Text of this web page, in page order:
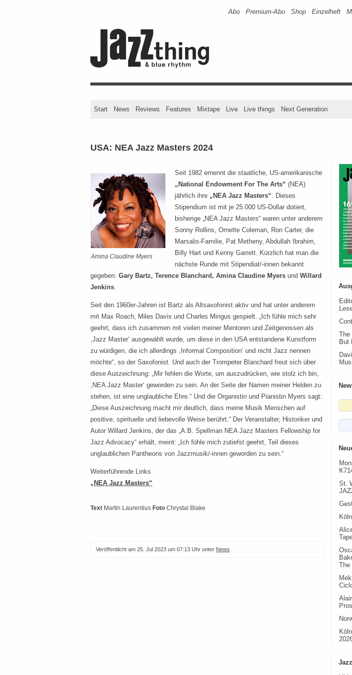
Abo Premium-Abo Shop Einzelheft
Start News Reviews Features Mixtape Live Live things Next Generation
USA: NEA Jazz Masters 2024
Amina Claudine Myers
Seit 1982 ernennt die staatliche, US-amerikanische
„National Endowment For The Arts“ (NEA)
jährlich ihre „NEA Jazz Masters“. Dieses
Stipendium ist mit je 25.000 US-Dollar dotiert,
bisherige „NEA Jazz Masters“ waren unter anderem
Sonny Rollins, Ornette Coleman, Ron Carter, die
Marsalis-Familie, Pat Metheny, Abdullah Ibrahim,
Billy Hart und Kenny Garrett. Kürzlich hat man die
nächste Runde mit Stipendiat/-innen bekannt
gegeben: Gary Bartz, Terence Blanchard, Amina Claudine Myers und Willard
Jenkins.
Seit den 1960er-Jahren ist Bartz als Altsaxofonist aktiv und hat unter anderem
mit Max Roach, Miles Davis und Charles Mingus gespielt. „Ich fühle mich sehr
geehrt, dass ich zusammen mit vielen meiner Mentoren und Zeitgenossen als
,Jazz Master‘ ausgewählt wurde, um diese in den USA entstandene Kunstform
zu würdigen, die ich allerdings ,Informal Composition‘ und nicht Jazz nennen
möchte“, so der Saxofonist. Und auch der Trompeter Blanchard freut sich über
diese Auszeichnung: „Mir fehlen die Worte, um auszudrücken, wie stolz ich bin,
,NEA Jazz Master‘ geworden zu sein. An der Seite der Namen meiner Helden zu
stehen, ist eine unglaubliche Ehre.“ Und die Organistin und Pianistin Myers sagt:
„Diese Auszeichnung macht mir deutlich, dass meine Musik Menschen auf
positive, spirituelle und liebevolle Weise berührt.“ Der Veranstalter, Historiker und
Autor Willard Jenkins, der das „A.B. Spellman NEA Jazz Masters Fellowship for
Jazz Advocacy“ erhält, meint: „Ich fühle mich zutiefst geehrt, Teil dieses
unglaublichen Pantheons von Jazzmusik/-innen geworden zu sein.“
Weiterführende Links
„NEA Jazz Masters“
Text Martin Laurentius Foto Chrystal Blake
Veröffentlicht am 25. Jul 2023 um 07:13 Uhr unter News
But
St.